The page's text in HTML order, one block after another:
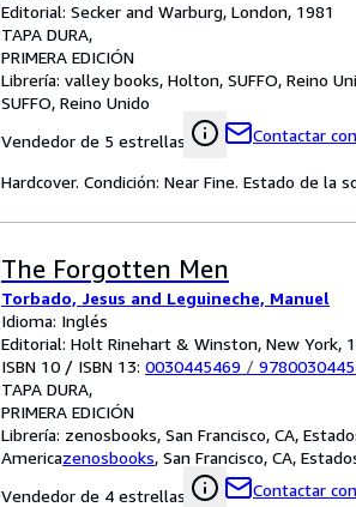
Editorial: Secker and Warburg, London, 1981
TAPA DURA
PRIMERA EDICIÓN
Librería: valley books, Holton, SUFFO, Reino
SUFFO, Reino Unido
Vendedor de 5 estrellas
Contactar
Hardcover. Condición: Near Fine. Estado de
The Forgotten Men
Torbado, Jesus and Leguineche, Manuel
Idioma: Inglés
Editorial: Holt Rinehart & Winston, New York,
ISBN 10 / ISBN 13: 0030445469 /
TAPA DURA
PRIMERA EDICIÓN
Librería: zenosbooks, San Francisco, CA,
Americazenosbooks, San Francisco, CA,
Vendedor de 4 estrellas
Contactar